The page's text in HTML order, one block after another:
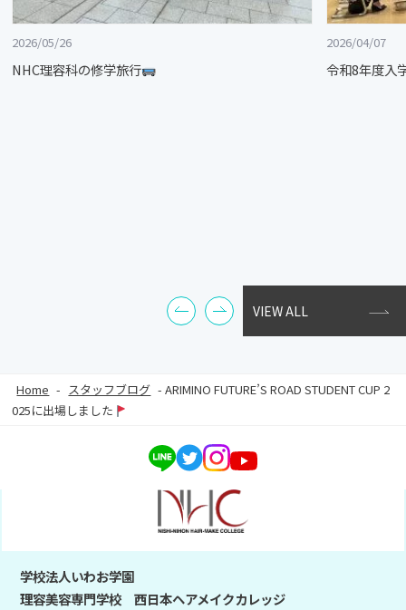
2026/05/26
NHC理容科の修学旅行
2026/04/07
令和8年度入
VIEW ALL
Home - スタッフブログ -ARIMINO FUTURE’S ROAD STUDENT CUP 2
025に出場しました
学校法人いわお学園
理容美容専門学校 西日本ヘアメイクカレッジ